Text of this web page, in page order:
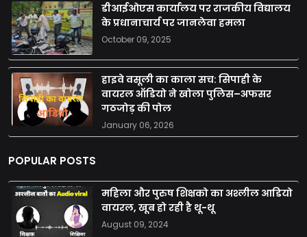
डीआईओएस कार्यालय पर राजकीय विद्यालय
के प्रधानाचार्य पर जानलेवा हमला
October 09, 2025
हाइवे वसूली का काला सच: सिपाही के
वायरल ऑडियो ने खोला पुलिस–अफसर
गठजोड़ की पोल
January 06, 2026
POPULAR POSTS
महिला और पुरुष शिक्षको का अश्लील आडियो
वायरल, खूब हो रही है थू-थू
August 09, 2024